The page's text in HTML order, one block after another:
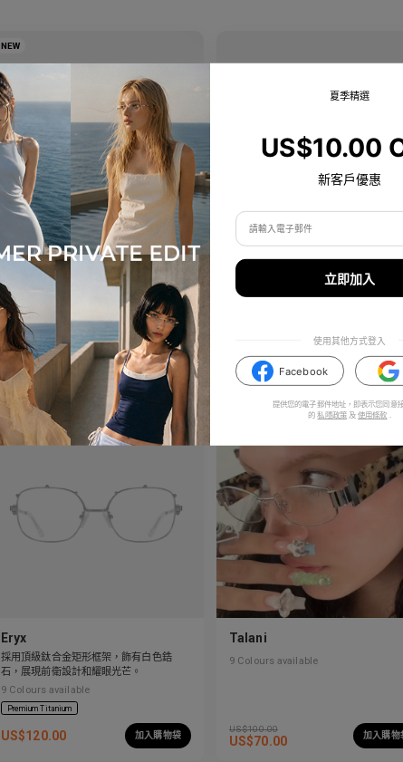
NEW
Emblematic A 02
專業強化鏡片
6 Colours available
US$100.00 加入購物袋
Olisa Air
微妙提升，更佳貼合 — 適合每種臉型的
功能性。
US$120.00 加入購物
Eryx
採用頂級鈦合金矩形框架，飾有白色鋯
石，展現前衛設計和耀眼光芒。
9 Colours available
Premium Titanium
US$120.00 加入購物袋
Talani
9 Colours available
US$100.00
US$70.00 加入購物
夏季精選
US$10.00
新客戶優惠
立即加入
使用其他方式登入
Facebook
提供您的電子郵件地址，即表示您同意
的 私隱政策 及 使用條款 .